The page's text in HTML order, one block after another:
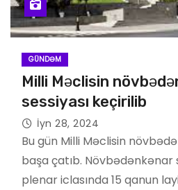
GÜNDƏM
Milli Məclisin
sessiyası keçirilib
İyn 28, 2024
Bu gün Milli Məclisin
başa çatıb. Növbədənkənar
plenar iclasında 15 qanun